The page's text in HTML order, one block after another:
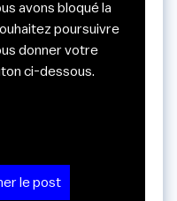
avons bloqué la
poursuivre
donner votre
ci-dessous.
le post